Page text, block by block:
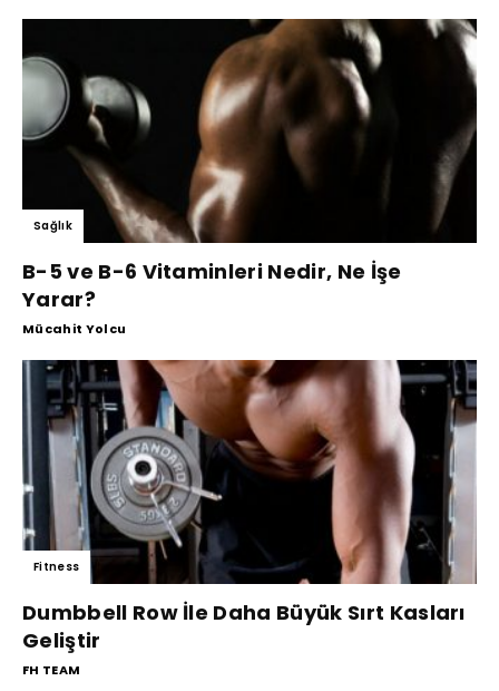
Sağlık
B-5 ve B-6 Vitaminleri Nedir, Ne İşe
Yarar?
Mücahit Yolcu
Fitness
Dumbbell Row İle Daha Büyük Sırt Kasları
Geliştir
FH TEAM